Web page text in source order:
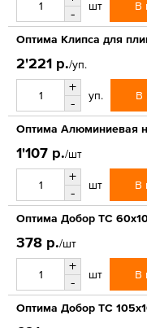
-
шт В
Оптима Клипса для
2'221 р./уп.
+
-
уп. В
Оптима Алюминиевая
1'107 р./шт
+
-
шт В
Оптима Добор ТС
378 р./шт
+
-
шт В
Оптима Добор ТС